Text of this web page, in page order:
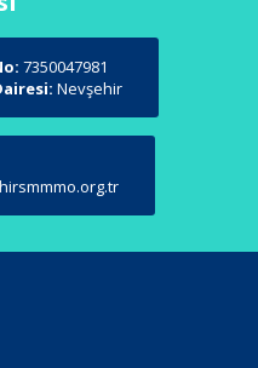
7350047981
Nevşehir